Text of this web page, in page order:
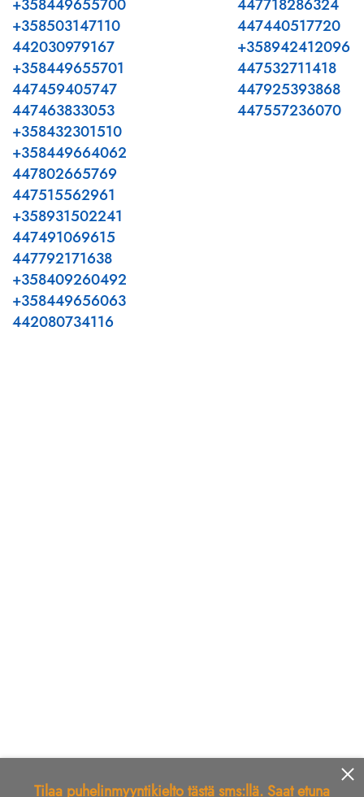
+358449655700
+358503147110
442030979167
+358449655701
447459405747
447463833053
447718286324
447440517720
+358942412096
447532711418
447925393868
447557236070
+358432301510
+358449664062
447802665769
447515562961
+358931502241
447491069615
447792171638
+358409260492
+358449656063
442080734116
Tilaa puhelinmyyntikielto tästä sms:llä. Saat etuna